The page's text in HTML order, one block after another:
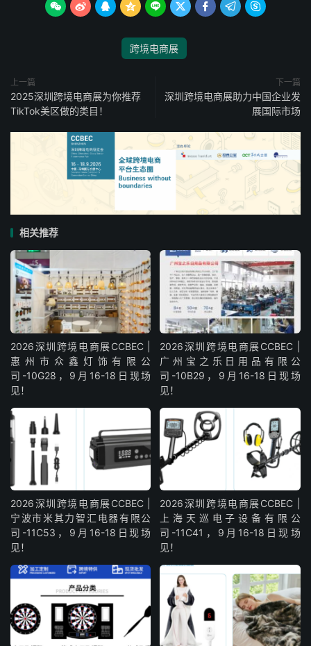
        
跨境电商展
上一篇
2025深圳跨境电商展为你推荐
TikTok美区做的类目！
下一篇
深圳跨境电商展助力中国企业发
展国际市场
相关推荐
2026深圳跨境电商展CCBEC |
惠州市众鑫灯饰有限公
司-10G28，9月16-18日现场
见！
2026深圳跨境电商展CCBEC |
广州宝之乐日用品有限公
司-10B29，9月16-18日现场
见！
2026深圳跨境电商展CCBEC |
宁波市米其力智汇电器有限公
司-11C53，9月16-18日现场
见！
2026深圳跨境电商展CCBEC |
上海天巡电子设备有限公
司-11C41，9月16-18日现场
见！